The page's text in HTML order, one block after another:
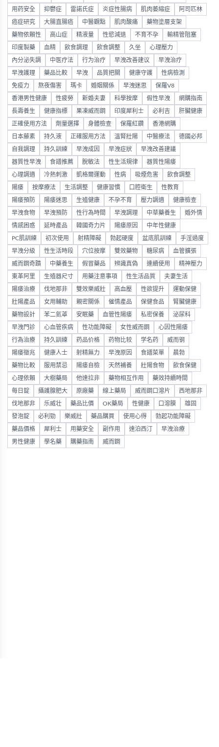
用药安全 抑鬱症 雷諾氏症 炎症性腸病 肌肉萎縮症 阿司匹林
癌症研究 大腸直腸癌 中醫觀點 肌肉酸痛 藥物塗層支架
藥物依賴性 高山症 精液量 性慾減退 不育不孕 輸精管阻塞
印度製藥 血精 飲食調理 飲食調整 久坐 心理壓力
內分泌失調 中医疗法 行为治疗 早洩改善建议 早洩治疗
早洩護理 藥品比較 早洩 品質把關 健康守護 性病檢測
免疫力 熬夜傷害 瑪卡 婚姻關係 早洩迷思 保羅V8
香港男性健康 性疲勞 新婚夫妻 科學按摩 假性早洩 網購指南
長壽養生 健康指標 果凍威而鋼 印度犀利士 必利吉 肝臟健康
正確使用方法 劑量選擇 身體檢查 保羅紅鑽 香港網購
日本藤素 持久液 正確服用方法 溫腎壯陽 中醫療法 德國必邦
自我調理 持久訓練 早洩成因 早洩症狀 早洩改善建議
器質性早洩 食譜推薦 脫敏法 性生活規律 器質性陽痿
心理調適 冷熱刺激 凱格爾運動 性病 吸煙危害 飲食調整
陽痿 按摩療法 生活調整 健康習慣 口腔衛生 性教育
陽痿預防 陽痿迷思 生殖健康 不孕不育 壓力調適 健康檢查
早洩食物 早洩預防 性行為時間 早洩調理 中草藥養生 婚外情
情感困惑 延時產品 韓國奇力片 陽痿原因 中年性健康
PC肌訓練 初次使用 射精障礙 勃起硬度 盆底肌訓練 手淫過度
早洩分級 性生活時段 穴位按摩 雙效藥物 糖尿病 血管擴張
威而鋼奇蹟 中藥養生 假冒藥品 辨識真偽 連續使用 精神壓力
東革阿里 生殖器尺寸 用藥注意事項 性生活品質 夫妻生活
陽痿治療 伐地那非 雙效樂威壯 高血壓 性欲提升 運動保健
壯陽產品 女用輔助 親密關係 催情產品 保健食品 腎臟健康
藥物設計 苯二氮䓬 安眠藥 血管性陽痿 私密保養 泌尿科
早洩門診 心血管疾病 性功能障礙 女性威而鋼 心因性陽痿
行為治療 持久訓練 药品价格 药物比较 学名药 威而钢
陽痿徵兆 健康人士 射精無力 早洩原因 食譜菜單 晨勃
藥物比較 服用禁忌 陽痿自檢 天然補養 壯陽食物 飲食保健
心理依賴 大樹藥局 他達拉非 藥物相互作用 藥效持續時間
每日錠 攝護腺肥大 原廠藥 線上藥局 威而鋼口溶片 西地那非
伐地那非 乐威壮 藥品比價 OK藥局 性健康 口溶膜 雄固
發泡錠 必利勁 樂威壯 藥品購買 使用心得 勃起功能障礙
藥品價格 犀利士 用藥安全 副作用 達泊西汀 早洩治療
男性健康 學名藥 購藥指南 威而鋼